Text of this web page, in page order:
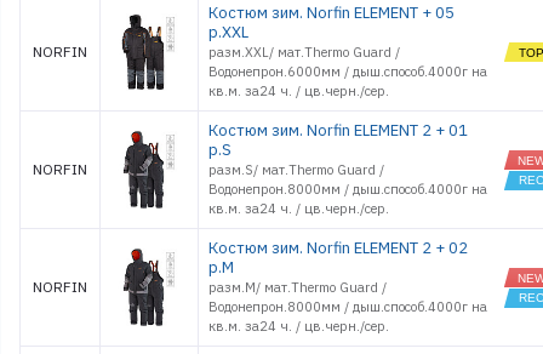
NORFIN
Костюм зим. Norfin ELEMENT + 05
р.XXL
разм.XXL/ мат.Thermo Guard /
Водонепрон.6000мм / дыш.способ.4000г на
кв.м. за24 ч. / цв.черн./сер.
NORFIN
Костюм зим. Norfin ELEMENT 2 + 01
р.S
разм.S/ мат.Thermo Guard /
Водонепрон.8000мм / дыш.способ.4000г на
кв.м. за24 ч. / цв.черн./сер.
NORFIN
Костюм зим. Norfin ELEMENT 2 + 02
р.M
разм.M/ мат.Thermo Guard /
Водонепрон.8000мм / дыш.способ.4000г на
кв.м. за24 ч. / цв.черн./сер.